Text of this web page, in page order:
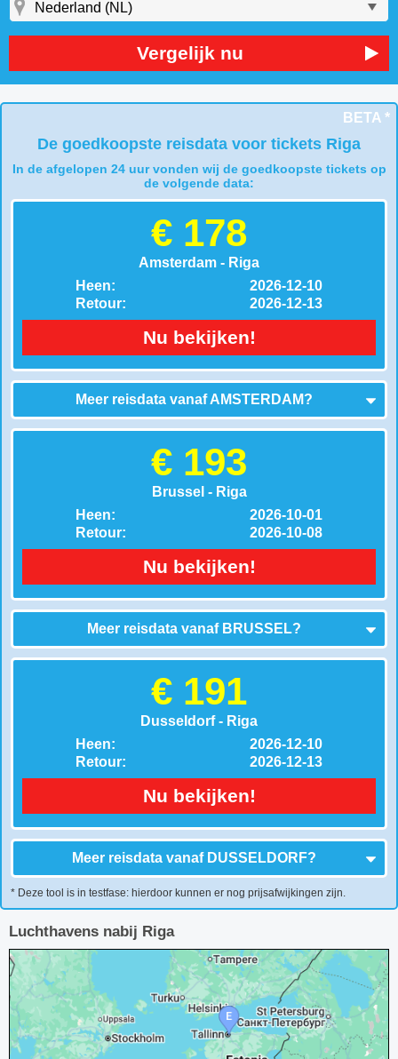
Vergelijk nu
BETA *
De goedkoopste reisdata voor tickets Riga
In de afgelopen 24 uur vonden wij de goedkoopste tickets op
de volgende data:
€ 178
Amsterdam - Riga
Heen:
Retour:
2026-12-10
2026-12-13
Nu bekijken!
Meer reisdata vanafAMSTERDAM?
€ 193
Brussel - Riga
Heen:
Retour:
2026-10-01
2026-10-08
Nu bekijken!
Meer reisdata vanaf BRUSSEL?
€ 191
Dusseldorf - Riga
Heen:
Retour:
2026-12-10
2026-12-13
Nu bekijken!
Meer reisdata vanaf DUSSELDORF?
* Deze tool is in testfase: hierdoor kunnen er nog prijsafwijkingen zijn.
Luchthavens nabij Riga